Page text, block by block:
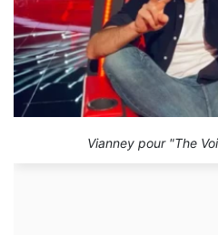
Vianney pour "The